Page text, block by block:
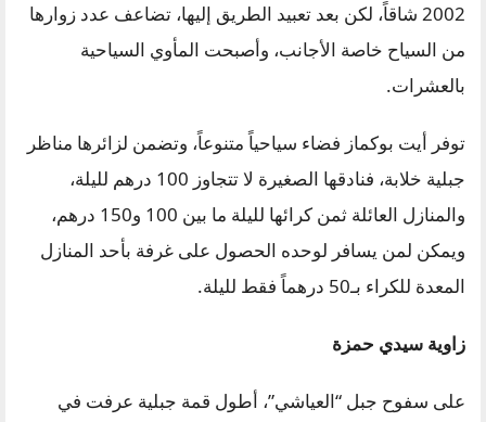
2002 شاقاً، لكن بعد تعبيد الطريق إليها، تضاعف عدد زوارها
من السياح خاصة الأجانب، وأصبحت المأوي السياحية
بالعشرات.
توفر أيت بوكماز فضاء سياحياً متنوعاً، وتضمن لزائرها مناظر
جبلية خلابة، فنادقها الصغيرة لا تتجاوز 100 درهم لليلة،
والمنازل العائلة ثمن كرائها لليلة ما بين 100 و150 درهم،
ويمكن لمن يسافر لوحده الحصول على غرفة بأحد المنازل
المعدة للكراء بـ50 درهماً فقط لليلة.
زاوية سيدي حمزة
على سفوح جبل “العياشي”، أطول قمة جبلية عرفت في